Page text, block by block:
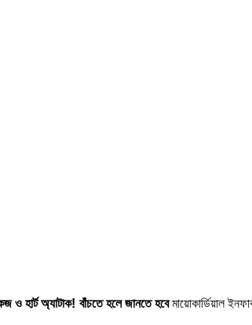
ও হার্ট অ্যাটাক! বাঁচতে হলে জানতে হবেমায়োকার্ডিয়াল